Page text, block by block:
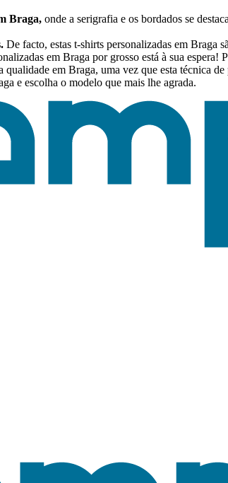
Braga, onde a serigrafia e os bordados se
De facto, estas t-shirts personalizadas em Braga
em Braga por grosso está à sua
em Braga, uma vez que esta técnica
e escolha o modelo que mais lhe agrada.